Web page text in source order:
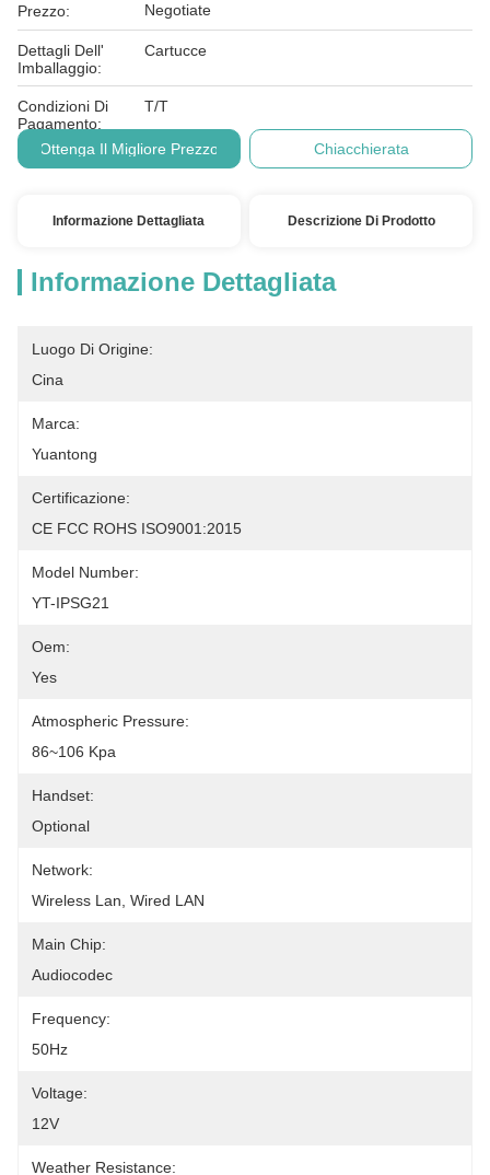
Prezzo: Negotiate
Dettagli Dell'
Imballaggio:
Cartucce
Condizioni Di
Pagamento:
T/T
Ottenga Il Migliore Prezzo Chiacchierata
Informazione Dettagliata Descrizione Di Prodotto
Informazione Dettagliata
Luogo Di Origine:
Cina
Marca:
Yuantong
Certificazione:
CE FCC ROHS ISO9001:2015
Model Number:
YT-IPSG21
Oem:
Yes
Atmospheric Pressure:
86~106 Kpa
Handset:
Optional
Network:
Wireless Lan, Wired LAN
Main Chip:
Audiocodec
Frequency:
50Hz
Voltage:
12V
Weather Resistance: